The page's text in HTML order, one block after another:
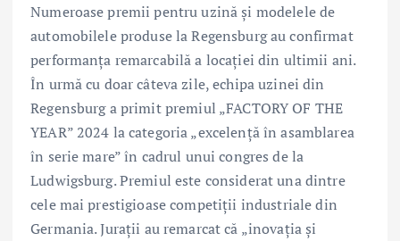
Numeroase premii pentru uzină şi modelele de
automobilele produse la Regensburg au confirmat
performanţa remarcabilă a locaţiei din ultimii ani.
În urmă cu doar câteva zile, echipa uzinei din
Regensburg a primit premiul „FACTORY OF THE
YEAR” 2024 la categoria „excelenţă în asamblarea
în serie mare” în cadrul unui congres de la
Ludwigsburg. Premiul este considerat una dintre
cele mai prestigioase competiţii industriale din
Germania. Juraţii au remarcat că „inovaţia şi